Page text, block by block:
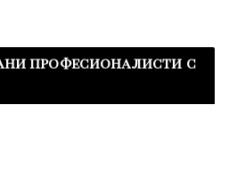
професионалисти с